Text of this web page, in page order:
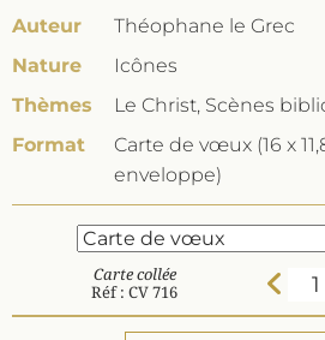
Auteur
Théophane le Grec
Nature
Icônes
Thèmes
Le Christ, Scènes
Format
Carte de vœux (16 x
enveloppe)
Carte collée
Réf : CV 716